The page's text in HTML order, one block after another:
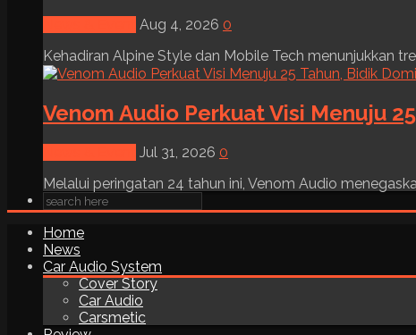
Aug 4, 2026 0
Kehadiran Alpine Style dan Mobile Tech menunjukkan
Venom Audio Perkuat Visi Menuju
Jul 31, 2026 0
Melalui peringatan 24 tahun ini, Venom Audio
Home
News
Car Audio System
Cover Story
Car Audio
Carsmetic